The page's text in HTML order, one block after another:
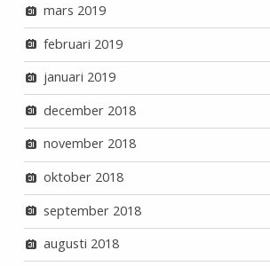
mars 2019
februari 2019
januari 2019
december 2018
november 2018
oktober 2018
september 2018
augusti 2018